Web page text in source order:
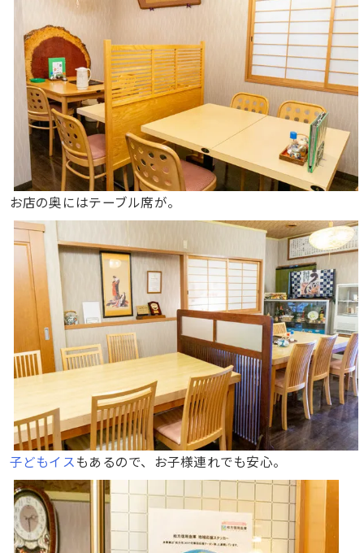
お店の奥にはテーブル席が。
子どもイスもあるので、お子様連れでも安心。